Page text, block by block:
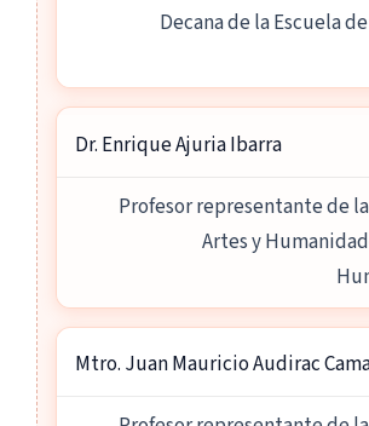
Decana de la Escuela
Dr. Enrique Ajuria Ibarra
Profesor representante de
Artes y
Mtro. Juan Mauricio Audirac